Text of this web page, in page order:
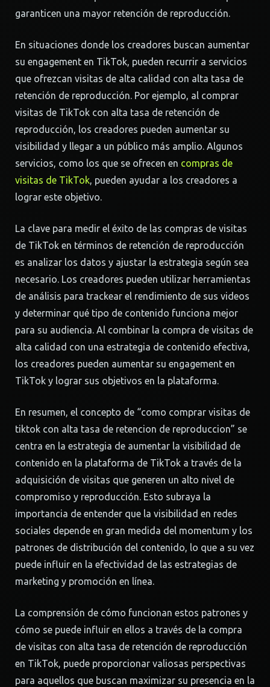
garanticen una mayor retención de reproducción.
En situaciones donde los creadores buscan aumentar
su engagement en TikTok, pueden recurrir a servicios
que ofrezcan visitas de alta calidad con alta tasa de
retención de reproducción. Por ejemplo, al comprar
visitas de TikTok con alta tasa de retención de
reproducción, los creadores pueden aumentar su
visibilidad y llegar a un público más amplio. Algunos
servicios, como los que se ofrecen en compras de
visitas de TikTok, pueden ayudar a los creadores a
lograr este objetivo.
La clave para medir el éxito de las compras de visitas
de TikTok en términos de retención de reproducción
es analizar los datos y ajustar la estrategia según sea
necesario. Los creadores pueden utilizar herramientas
de análisis para trackear el rendimiento de sus videos
y determinar qué tipo de contenido funciona mejor
para su audiencia. Al combinar la compra de visitas de
alta calidad con una estrategia de contenido efectiva,
los creadores pueden aumentar su engagement en
TikTok y lograr sus objetivos en la plataforma.
En resumen, el concepto de “como comprar visitas de
tiktok con alta tasa de retencion de reproduccion” se
centra en la estrategia de aumentar la visibilidad de
contenido en la plataforma de TikTok a través de la
adquisición de visitas que generen un alto nivel de
compromiso y reproducción. Esto subraya la
importancia de entender que la visibilidad en redes
sociales depende en gran medida del momentum y los
patrones de distribución del contenido, lo que a su vez
puede influir en la efectividad de las estrategias de
marketing y promoción en línea.
La comprensión de cómo funcionan estos patrones y
cómo se puede influir en ellos a través de la compra
de visitas con alta tasa de retención de reproducción
en TikTok, puede proporcionar valiosas perspectivas
para aquellos que buscan maximizar su presencia en la